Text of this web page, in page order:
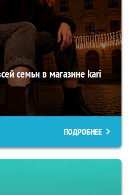
семьи в магазине kari
ПОДРОБНЕЕ